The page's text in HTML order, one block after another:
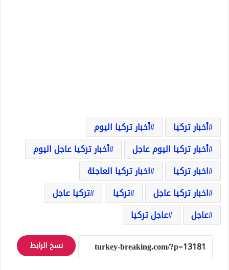
أخبار تركيا
أخبار تركيا اليوم
أخبار تركيا اليوم عاجل
أخبار تركيا عاجل اليوم
اخبار تركيا
اخبار تركيا العاجلة
اخبار تركيا عاجل
تركيا
تركيا عاجل
عاجل
عاجل تركيا
نسخ الرابط